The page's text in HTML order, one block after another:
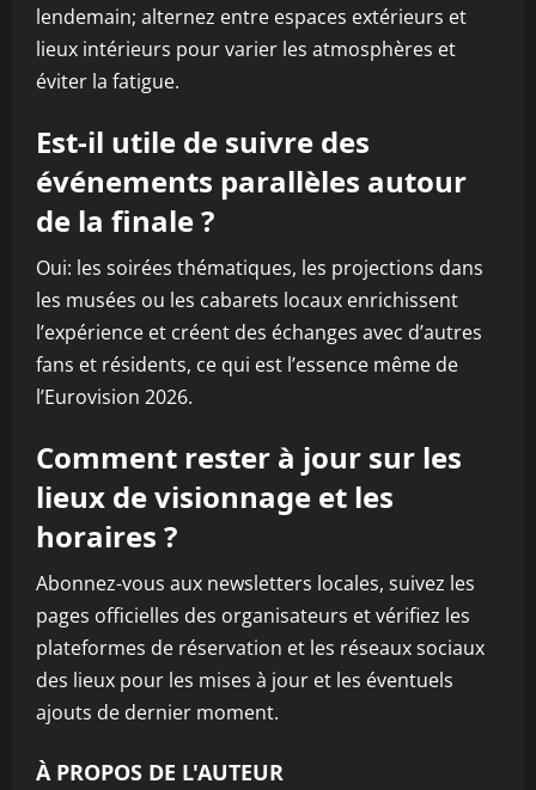
lendemain; alternez entre espaces extérieurs et
lieux intérieurs pour varier les atmosphères et
éviter la fatigue.
Est-il utile de suivre des
événements parallèles autour
de la finale ?
Oui: les soirées thématiques, les projections dans
les musées ou les cabarets locaux enrichissent
l’expérience et créent des échanges avec d’autres
fans et résidents, ce qui est l’essence même de
l’Eurovision 2026.
Comment rester à jour sur les
lieux de visionnage et les
horaires ?
Abonnez-vous aux newsletters locales, suivez les
pages officielles des organisateurs et vérifiez les
plateformes de réservation et les réseaux sociaux
des lieux pour les mises à jour et les éventuels
ajouts de dernier moment.
À PROPOS DE L'AUTEUR